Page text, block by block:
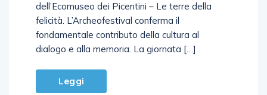
felicità. L’Archeofestival conferma il
fondamentale contributo della cultura al
dialogo e alla memoria. La giornata […]
Leggi